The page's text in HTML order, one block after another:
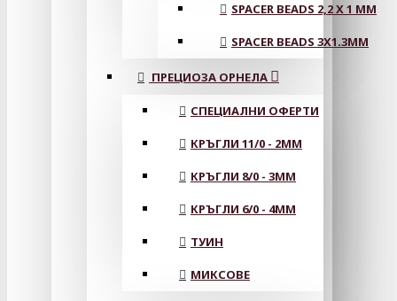
SPACER BEADS 2,2 X 1 MM
SPACER BEADS 3X1.3MM
ПРЕЦИОЗА ОРНЕЛА
СПЕЦИАЛНИ ОФЕРТИ
КРЪГЛИ 11/0 - 2MM
КРЪГЛИ 8/0 - 3MM
КРЪГЛИ 6/0 - 4MM
ТУИН
МИКСОВЕ